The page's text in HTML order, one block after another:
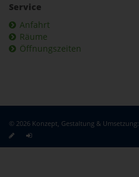
Service
Anfahrt
Räume
Öffnungszeiten
© 2026 Konzept, Gestaltung & Umsetzung: